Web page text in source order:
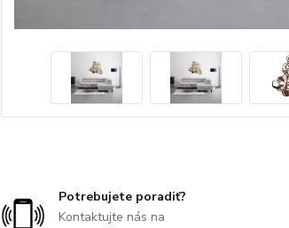
Potrebujete poradiť?
Kontaktujte nás na